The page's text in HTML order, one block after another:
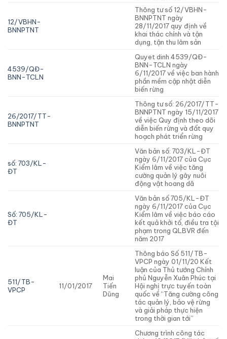
12/VBHN-
BNNPTNT
Thông tư số 12/VBHN-
BNNPTNT ngày
28/11/2017 quy định về
khai thác chính và tận
dụng, tận thu lâm sản
4539/QĐ-
BNN-TCLN
Quyet dinh 4539/QĐ-
BNN-TCLN ngày
6/11/2017 về việc ban hành
phần mềm cập nhật diễn
biến rừng
26/2017/TT-
BNNPTNT
Thông tư số: 26/2017/TT-
BNNPTNT ngày 15/11/2017
về việc Quy định theo dõi
diễn biến rừng và đất quy
hoạch phát triển rừng
số: 703/KL-
ĐT
Văn bản số: 703/KL-ĐT
ngày 6/11/2017 của Cục
Kiểm lâm về việc tăng
cường quản lý gây nuôi
động vật hoang dã
Số: 705/KL-
ĐT
Văn bản số 705/KL-ĐT
ngày 6/11/2017 của Cục
Kiểm lâm về việc báo cáo
kết quả khởi tố, điều tra tội
phạm trong QLBVR đến
năm 2017
511/TB-
VPCP
11/01/2017
Mai
Tiến
Dũng
Thông báo Số 511/TB-
VPCP ngày 01/11/20 Kết
luận của Thủ tướng Chính
phủ Nguyễn Xuân Phúc tại
Hội nghị trực tuyến toàn
quốc về “Tăng cường công
tác quản lý, bảo vệ rừng
và giải pháp thực hiện
trong thời gian tới”
Chương trình công tác